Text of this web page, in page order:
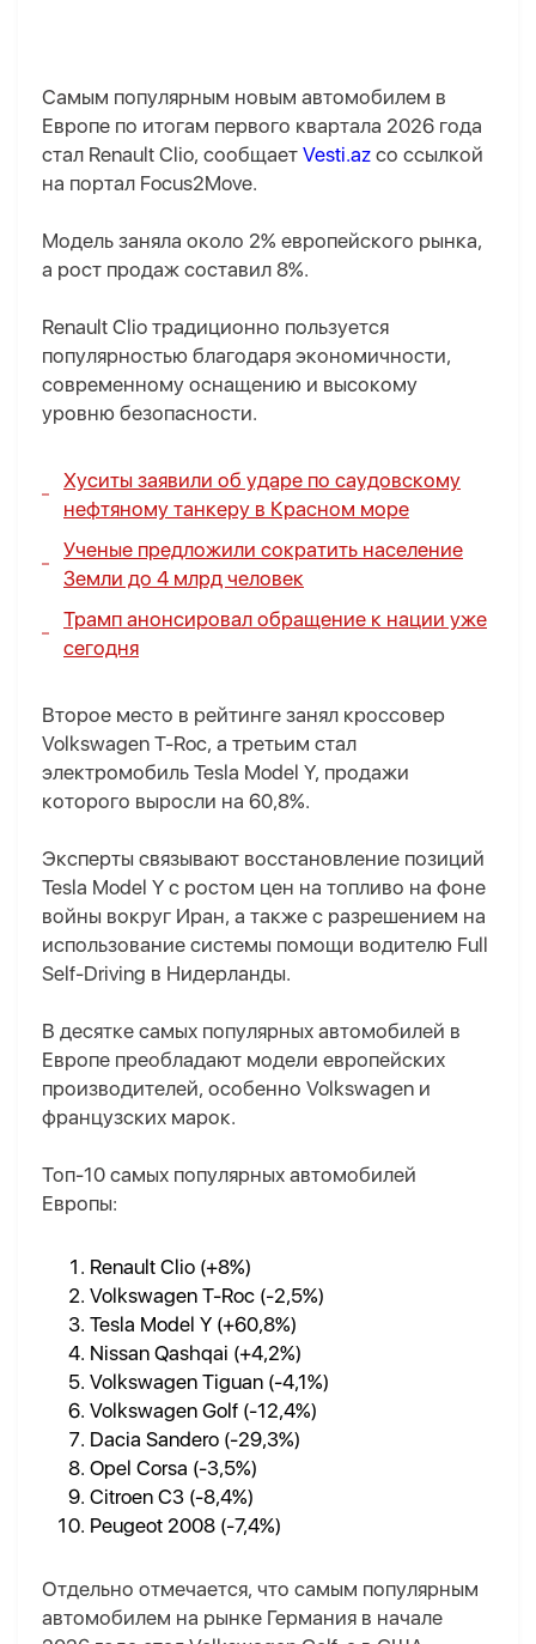
Самым популярным новым автомобилем в
Европе по итогам первого квартала 2026 года
стал Renault Clio, сообщает Vesti.az со ссылкой
на портал Focus2Move.
Модель заняла около 2% европейского рынка,
а рост продаж составил 8%.
Renault Clio традиционно пользуется
популярностью благодаря экономичности,
современному оснащению и высокому
уровню безопасности.
Хуситы заявили об ударе по саудовскому
нефтяному танкеру в Красном море
Ученые предложили сократить население
Земли до 4 млрд человек
Трамп анонсировал обращение к нации уже
сегодня
Второе место в рейтинге занял кроссовер
Volkswagen T-Roc, а третьим стал
электромобиль Tesla Model Y, продажи
которого выросли на 60,8%.
Эксперты связывают восстановление позиций
Tesla Model Y с ростом цен на топливо на фоне
войны вокруг Иран, а также с разрешением на
использование системы помощи водителю Full
Self-Driving в Нидерланды.
В десятке самых популярных автомобилей в
Европе преобладают модели европейских
производителей, особенно Volkswagen и
французских марок.
Топ-10 самых популярных автомобилей
Европы:
Renault Clio (+8%)
Volkswagen T-Roc (-2,5%)
Tesla Model Y (+60,8%)
Nissan Qashqai (+4,2%)
Volkswagen Tiguan (-4,1%)
Volkswagen Golf (-12,4%)
Dacia Sandero (-29,3%)
Opel Corsa (-3,5%)
Citroen C3 (-8,4%)
Peugeot 2008 (-7,4%)
Отдельно отмечается, что самым популярным
автомобилем на рынке Германия в начале